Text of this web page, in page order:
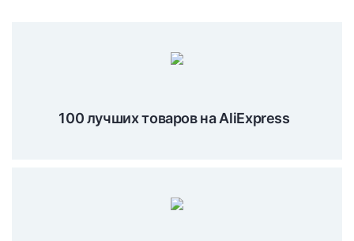
100 лучших товаров на AliExpress